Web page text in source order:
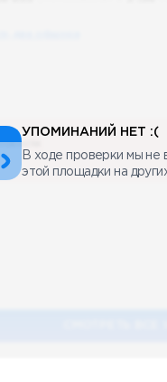
УПОМИНАНИЙ НЕТ :(
В ходе проверки мы не
этой площадки на